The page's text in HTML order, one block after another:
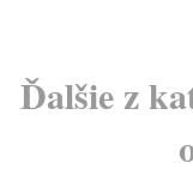
Ďalšie z